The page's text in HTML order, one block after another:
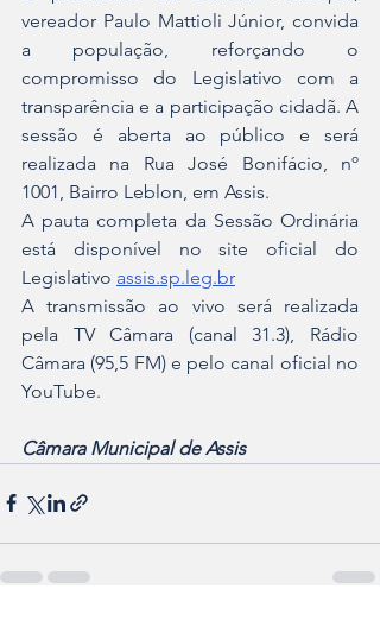
vereador Paulo Mattioli Júnior, convida
a população, reforçando o
compromisso do Legislativo com a
transparência e a participação cidadã. A
sessão é aberta ao público e será
realizada na Rua José Bonifácio, nº
1001, Bairro Leblon, em Assis.
A pauta completa da Sessão Ordinária
está disponível no site oficial do
Legislativo assis.sp.leg.br
A transmissão ao vivo será realizada
pela TV Câmara (canal 31.3), Rádio
Câmara (95,5 FM) e pelo canal oficial no
YouTube.
Câmara Municipal de Assis